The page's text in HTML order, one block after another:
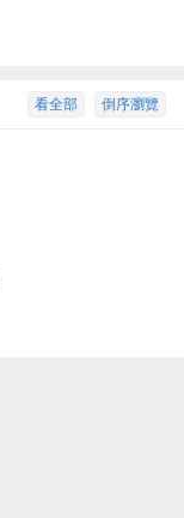
倒序瀏覽
看全部